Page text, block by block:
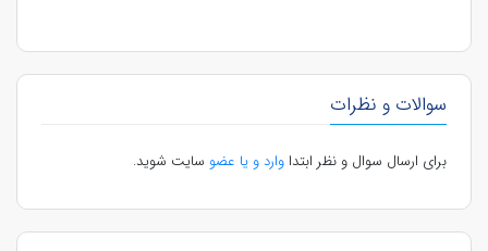
سوالات و نظرات
برای ارسال سوال و نظر ابتداوارد و یا عضو سایت شوید.